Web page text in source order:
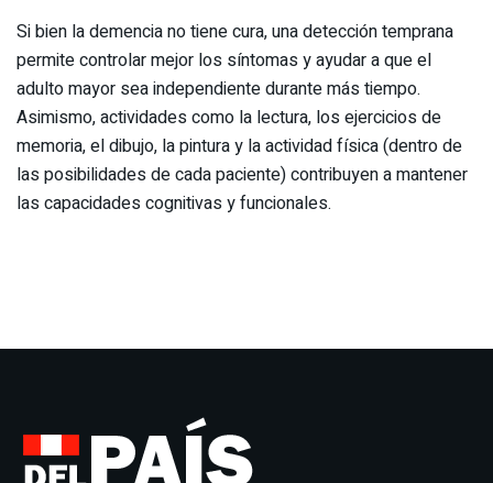
Si bien la demencia no tiene cura, una detección temprana
permite controlar mejor los síntomas y ayudar a que el
adulto mayor sea independiente durante más tiempo.
Asimismo, actividades como la lectura, los ejercicios de
memoria, el dibujo, la pintura y la actividad física (dentro de
las posibilidades de cada paciente) contribuyen a mantener
las capacidades cognitivas y funcionales.